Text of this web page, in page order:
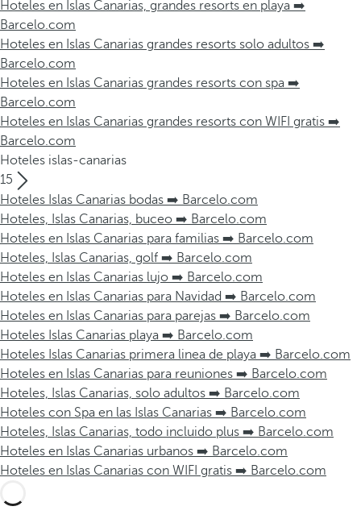
Hoteles en Islas Canarias, grandes resorts en playa ➡️
Barcelo.com
Hoteles en Islas Canarias grandes resorts solo adultos ➡️
Barcelo.com
Hoteles en Islas Canarias grandes resorts con spa ➡️
Barcelo.com
Hoteles en Islas Canarias grandes resorts con WIFI gratis ➡️
Barcelo.com
Hoteles islas-canarias
15
Hoteles Islas Canarias bodas ➡️ Barcelo.com
Hoteles, Islas Canarias, buceo ➡️ Barcelo.com
Hoteles en Islas Canarias para familias ➡️ Barcelo.com
Hoteles, Islas Canarias, golf ➡️ Barcelo.com
Hoteles en Islas Canarias lujo ➡️ Barcelo.com
Hoteles en Islas Canarias para Navidad ➡️ Barcelo.com
Hoteles en Islas Canarias para parejas ➡️ Barcelo.com
Hoteles Islas Canarias playa ➡️ Barcelo.com
Hoteles Islas Canarias primera linea de playa ➡️ Barcelo.com
Hoteles en Islas Canarias para reuniones ➡️ Barcelo.com
Hoteles, Islas Canarias, solo adultos ➡️ Barcelo.com
Hoteles con Spa en las Islas Canarias ➡️ Barcelo.com
Hoteles, Islas Canarias, todo incluido plus ➡️ Barcelo.com
Hoteles en Islas Canarias urbanos ➡️ Barcelo.com
Hoteles en Islas Canarias con WIFI gratis ➡️ Barcelo.com